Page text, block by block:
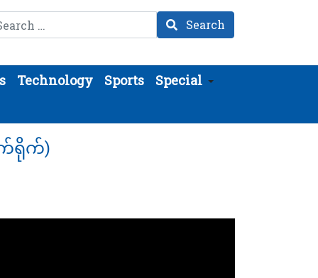
Search
Technology Sports
Special
က်ရိုက်)